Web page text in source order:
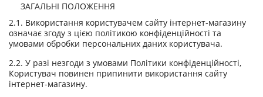
ЗАГАЛЬНІ ПОЛОЖЕННЯ
2.1. Використання користувачем сайту інтернет-магазину
означає згоду з цією політикою конфіденційності та
умовами обробки персональних даних користувача.
2.2. У разі незгоди з умовами Політики конфіденційності,
Користувач повинен припинити використання сайту
інтернет-магазину.